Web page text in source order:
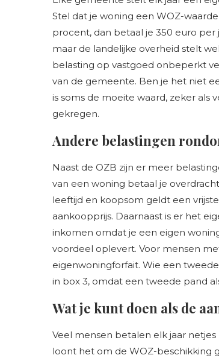
Stel dat je woning een WOZ-
procent, dan betaal je 350 euro
maar de landelijke overheid stelt
belasting op vastgoed onbeperkt
van de gemeente. Ben je het niet
is soms de moeite waard, zeker als
gekregen.
Andere belastingen
Naast de OZB zijn er meer
van een woning betaal je
leeftijd en koopsom geldt een
aankoopprijs. Daarnaast is er het
inkomen omdat je een eigen
voordeel oplevert. Voor mensen
eigenwoningforfait. Wie een
in box 3, omdat een tweede pand
Wat je kunt doen als de
Veel mensen betalen elk jaar
loont het om de WOZ-beschikking